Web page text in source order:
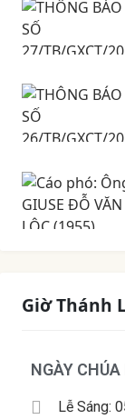
Giờ Thánh
NGÀY
Lễ Sáng: